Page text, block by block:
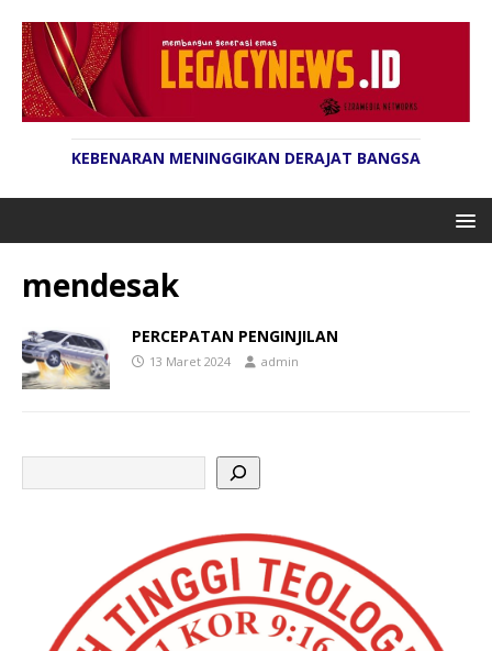
KEBENARAN MENINGGIKAN DERAJAT BANGSA
mendesak
PERCEPATAN PENGINJILAN
13 Maret 2024 admin